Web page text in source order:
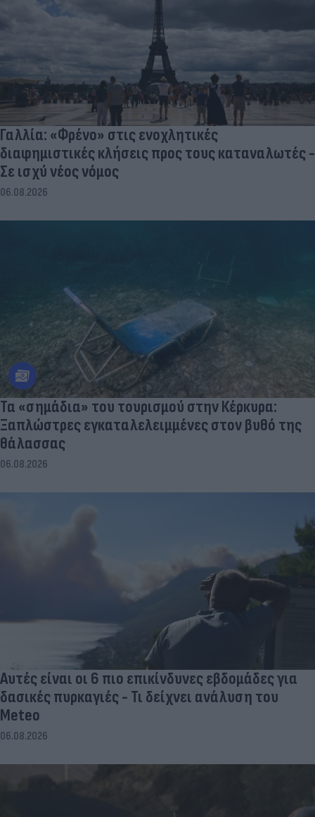
Γαλλία: «Φρένο» στις ενοχλητικές
διαφημιστικές κλήσεις προς τους καταναλωτές -
Σε ισχύ νέος νόμος
06.08.2026
Τα «σημάδια» του τουρισμού στην Κέρκυρα:
Ξαπλώστρες εγκαταλελειμμένες στον βυθό της
θάλασσας
06.08.2026
Αυτές είναι οι 6 πιο επικίνδυνες εβδομάδες για
δασικές πυρκαγιές - Τι δείχνει ανάλυση του
Meteo
06.08.2026